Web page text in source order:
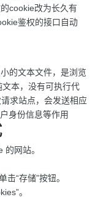
cookie改为长久有
鉴权的接口自动
的文本文件，是浏览
本，没有可执行代
求站点，会发送相应
身份信息等作用
网站。
“存储”按钮。
。